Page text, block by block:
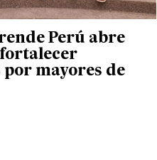
Perú abre
mayores de